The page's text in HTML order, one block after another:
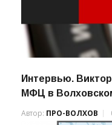
МФЦ в